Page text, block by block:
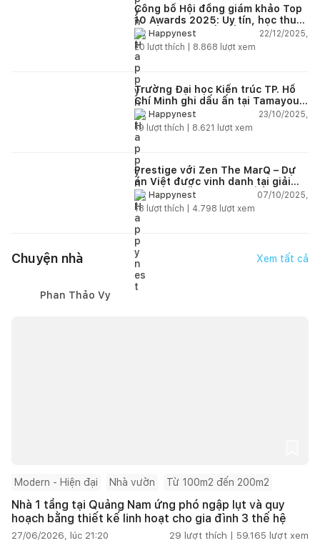
Công bố Hội đồng giám khảo Top
10 Awards 2025: Uy tín, học thuật
và tầm nhìn thiết kế mới
Happynest
22/12/2025,
20 lượt thích | 8.868 lượt xem
Trường Đại học Kiến trúc TP. Hồ
Chí Minh ghi dấu ấn tại Tamayouz
Awards for Excellence 2024
Happynest
23/10/2025,
19 lượt thích | 8.621 lượt xem
Prestige với Zen The MarQ – Dự
án Việt được vinh danh tại giải
thưởng kiến trúc châu Á 2025
Happynest
07/10/2025,
18 lượt thích | 4.798 lượt xem
Chuyện nhà Xem tất cả
Phan Thảo Vy
Modern - Hiện đại Nhà vườn Từ 100m2 đến 200m2
Nhà 1 tầng tại Quảng Nam ứng phó ngập lụt và quy
hoạch bằng thiết kế linh hoạt cho gia đình 3 thế hệ
27/06/2026, lúc 21:20 29 lượt thích | 59.165 lượt xem